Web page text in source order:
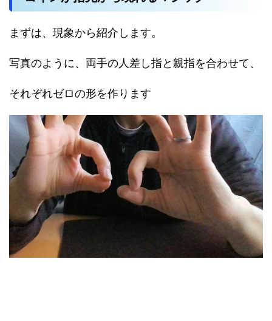
まずは、現象から紹介します。
写真のように、両手の人差し指と親指を合わせて、
それぞれゼロの形を作ります